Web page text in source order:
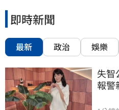
即時新聞
最新 政治 娛樂
失智
報警